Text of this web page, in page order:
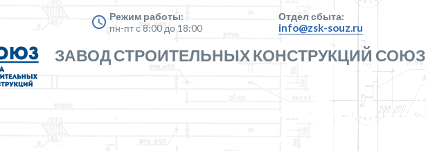
Режим работы:
пн-пт с 8:00 до 18:00
Отдел сбыта:
info@zsk-souz.ru
ЗАВОД СТРОИТЕЛЬНЫХ КОНСТРУКЦИЙ СОЮЗ